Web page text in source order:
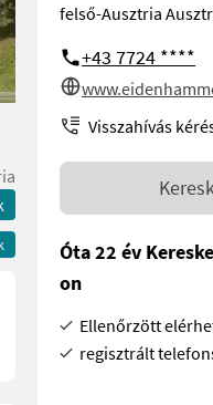
felső-Ausztria
+43 7724 ****
Visszahívás
Óta 22 év
on
Ellenőrzött
regisztrált